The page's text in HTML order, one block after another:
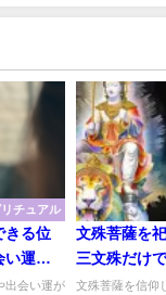
リチュアル
きる位
い運
る！】
出会い運が
文殊菩薩を
三文殊だけ
ど地方別に
文殊菩薩を信仰